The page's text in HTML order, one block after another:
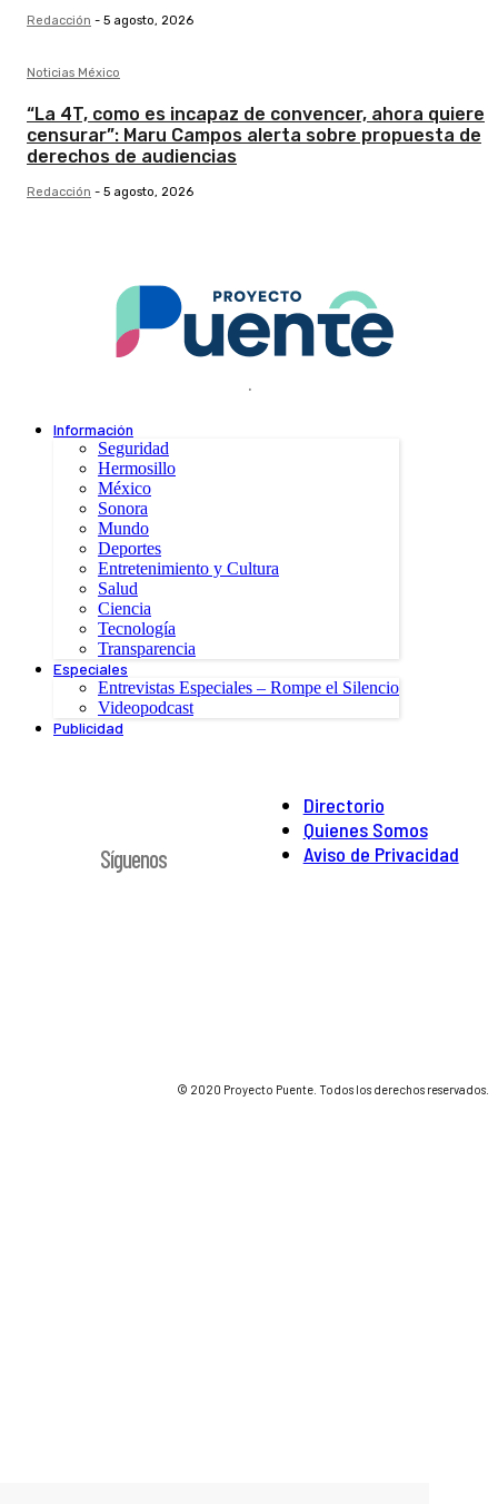
Redacción - 5 agosto, 2026
Noticias México
“La 4T, como es incapaz de convencer, ahora quiere
censurar”: Maru Campos alerta sobre propuesta de
derechos de audiencias
Redacción - 5 agosto, 2026
.
Información
Seguridad
Hermosillo
México
Sonora
Mundo
Deportes
Entretenimiento y Cultura
Salud
Ciencia
Tecnología
Transparencia
Especiales
Entrevistas Especiales – Rompe el Silencio
Videopodcast
Publicidad
Directorio
Quienes Somos
Aviso de Privacidad
Síguenos
© 2020 Proyecto Puente. Todos los derechos reservados.